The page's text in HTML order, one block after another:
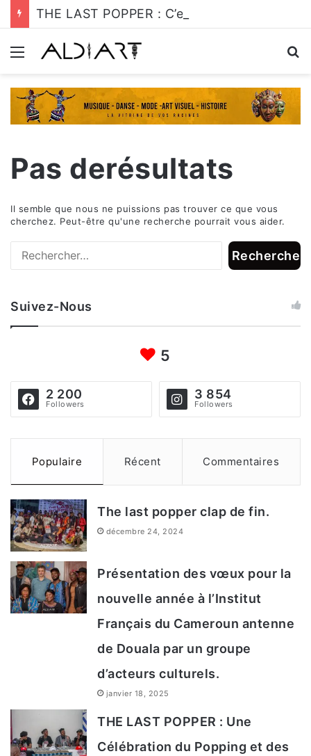
Menu
Pas derésultats
Il semble que nous ne puissions pas trouver ce que vous
cherchez. Peut-être qu'une recherche pourrait vous aider.
h
r
c
Suivez-Nous
5
2 200
Followers
3 854
Followers
Populaire Récent Commentaires
The last popper clap de fin.
décembre 24, 2024
Présentation des vœux pour la
nouvelle année à l’Institut
Français du Cameroun antenne
de Douala par un groupe
d’acteurs culturels.
janvier 18, 2025
THE LAST POPPER : Une
Célébration du Popping et des